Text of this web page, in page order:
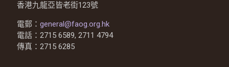
香港九龍亞皆老街123號
電郵： general@faog.org.hk
電話：2715 6589, 2711 4794
傳真：2715 6285